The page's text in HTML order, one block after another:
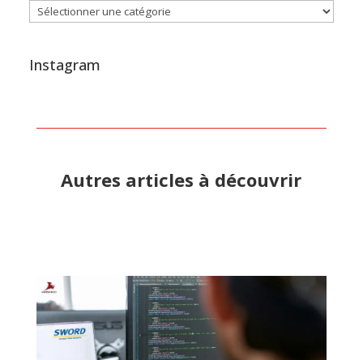
Catégories
Instagram
Autres articles à découvrir